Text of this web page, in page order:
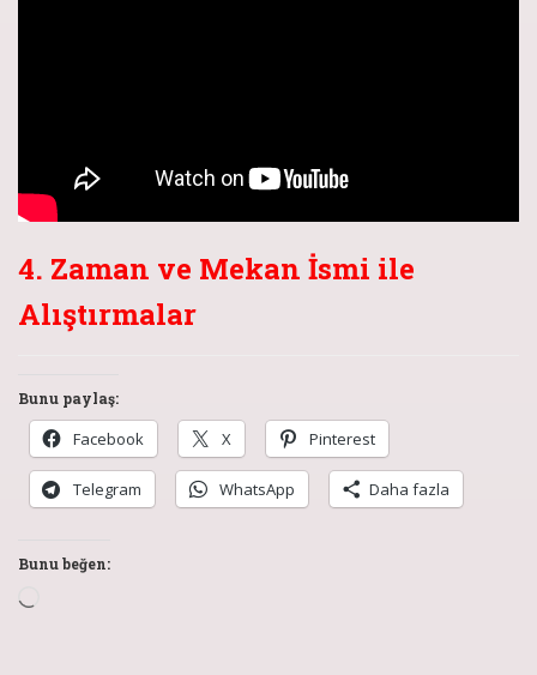
4. Zaman ve Mekan İsmi ile
Alıştırmalar
Bunu paylaş:
Facebook X Pinterest
Telegram WhatsApp Daha fazla
Bunu beğen: